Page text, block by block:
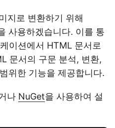
지로 변환하기 위해
사용하겠습니다. 이를 통
이션에서 HTML 문서로
문서의 구문 분석, 변환,
위한 기능을 제공합니다.
나 NuGet을 사용하여 설